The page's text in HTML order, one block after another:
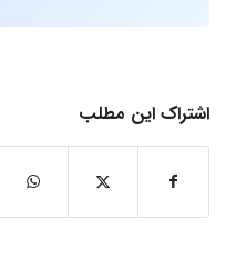
اشتراک این مطلب